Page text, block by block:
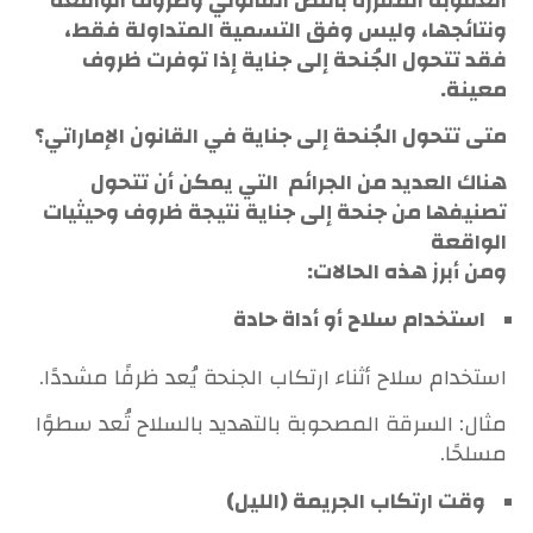
ونتائجها، وليس وفق التسمية المتداولة فقط،
فقد تتحول الجُنحة إلى جناية إذا توفرت ظروف
معينة.
متى تتحول الجُنحة إلى جناية في القانون الإماراتي؟
هناك العديد من الجرائم التي يمكن أن تتحول
تصنيفها من جنحة إلى جناية نتيجة ظروف وحيثيات
الواقعة
ومن أبرز هذه الحالات:
استخدام سلاح أو أداة حادة
استخدام سلاح أثناء ارتكاب الجنحة يُعد ظرفًا مشددًا.
مثال: السرقة المصحوبة بالتهديد بالسلاح تُعد سطوًا
مسلحًا.
وقت ارتكاب الجريمة (الليل)